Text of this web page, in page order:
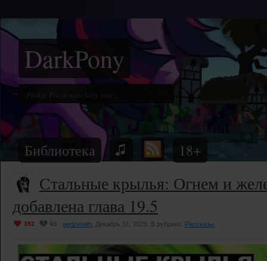
DarkPony
Библиотека 18+
Стальные крылья: Огнем и
добавлена глава 19.5
392 65 gedzerath , Декабрь 31, 2025. В рубрике: Рассказы